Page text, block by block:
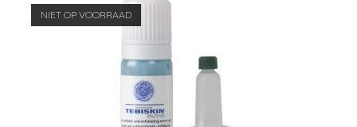
NIET OP VOORRAAD